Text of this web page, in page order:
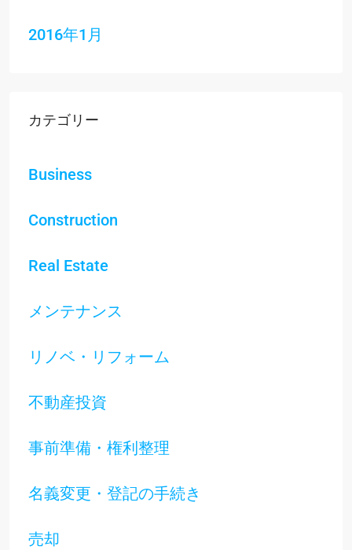
2016年1月
カテゴリー
Business
Construction
Real Estate
メンテナンス
リノベ・リフォーム
不動産投資
事前準備・権利整理
名義変更・登記の手続き
売却